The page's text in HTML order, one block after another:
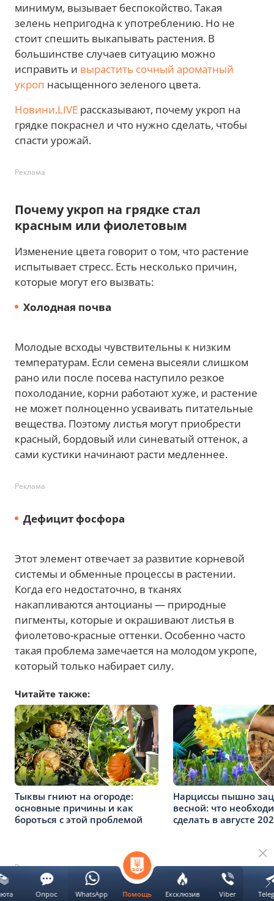
минимум, вызывает беспокойство. Такая
зелень непригодна к употреблению. Но не
стоит спешить выкапывать растения. В
большинстве случаев ситуацию можно
исправить и вырастить сочный ароматный
укроп насыщенного зеленого цвета.
Новини.LIVE рассказывают, почему укроп на
грядке покраснел и что нужно сделать, чтобы
спасти урожай.
Реклама
Почему укроп на грядке стал
красным или фиолетовым
Изменение цвета говорит о том, что растение
испытывает стресс. Есть несколько причин,
которые могут его вызвать:
Холодная почва
Молодые всходы чувствительны к низким
температурам. Если семена высеяли слишком
рано или после посева наступило резкое
похолодание, корни работают хуже, и растение
не может полноценно усваивать питательные
вещества. Поэтому листья могут приобрести
красный, бордовый или синеватый оттенок, а
сами кустики начинают расти медленнее.
Реклама
Дефицит фосфора
Этот элемент отвечает за развитие корневой
системы и обменные процессы в растении.
Когда его недостаточно, в тканях
накапливаются антоцианы — природные
пигменты, которые и окрашивают листья в
фиолетово-красные оттенки. Особенно часто
такая проблема замечается на молодом укропе,
который только набирает силу.
Читайте также:
Тыквы гниют на огороде:
основные причины и как
бороться с этой проблемой
Нарциссы пышно
весной: что
сделать в августе
Реклама
Помощь Ексклюзив Viber
Опрос WhatsApp